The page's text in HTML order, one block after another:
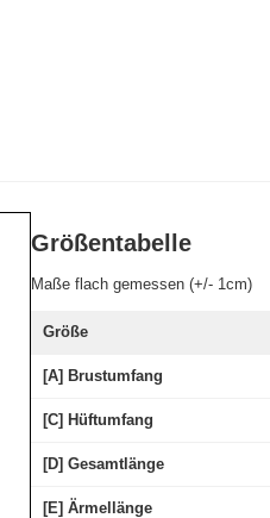
Größentabelle
Maße flach gemessen (+/- 1cm)
Größe
[A] Brustumfang
[C] Hüftumfang
[D] Gesamtlänge
[E] Ärmellänge